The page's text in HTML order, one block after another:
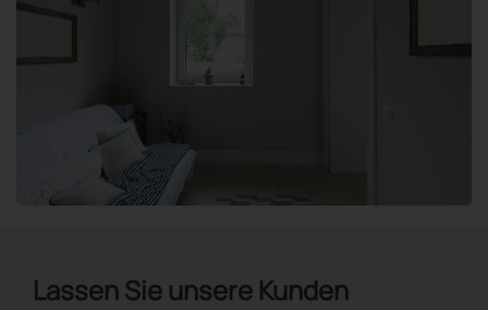
Lassen Sie unsere Kunden